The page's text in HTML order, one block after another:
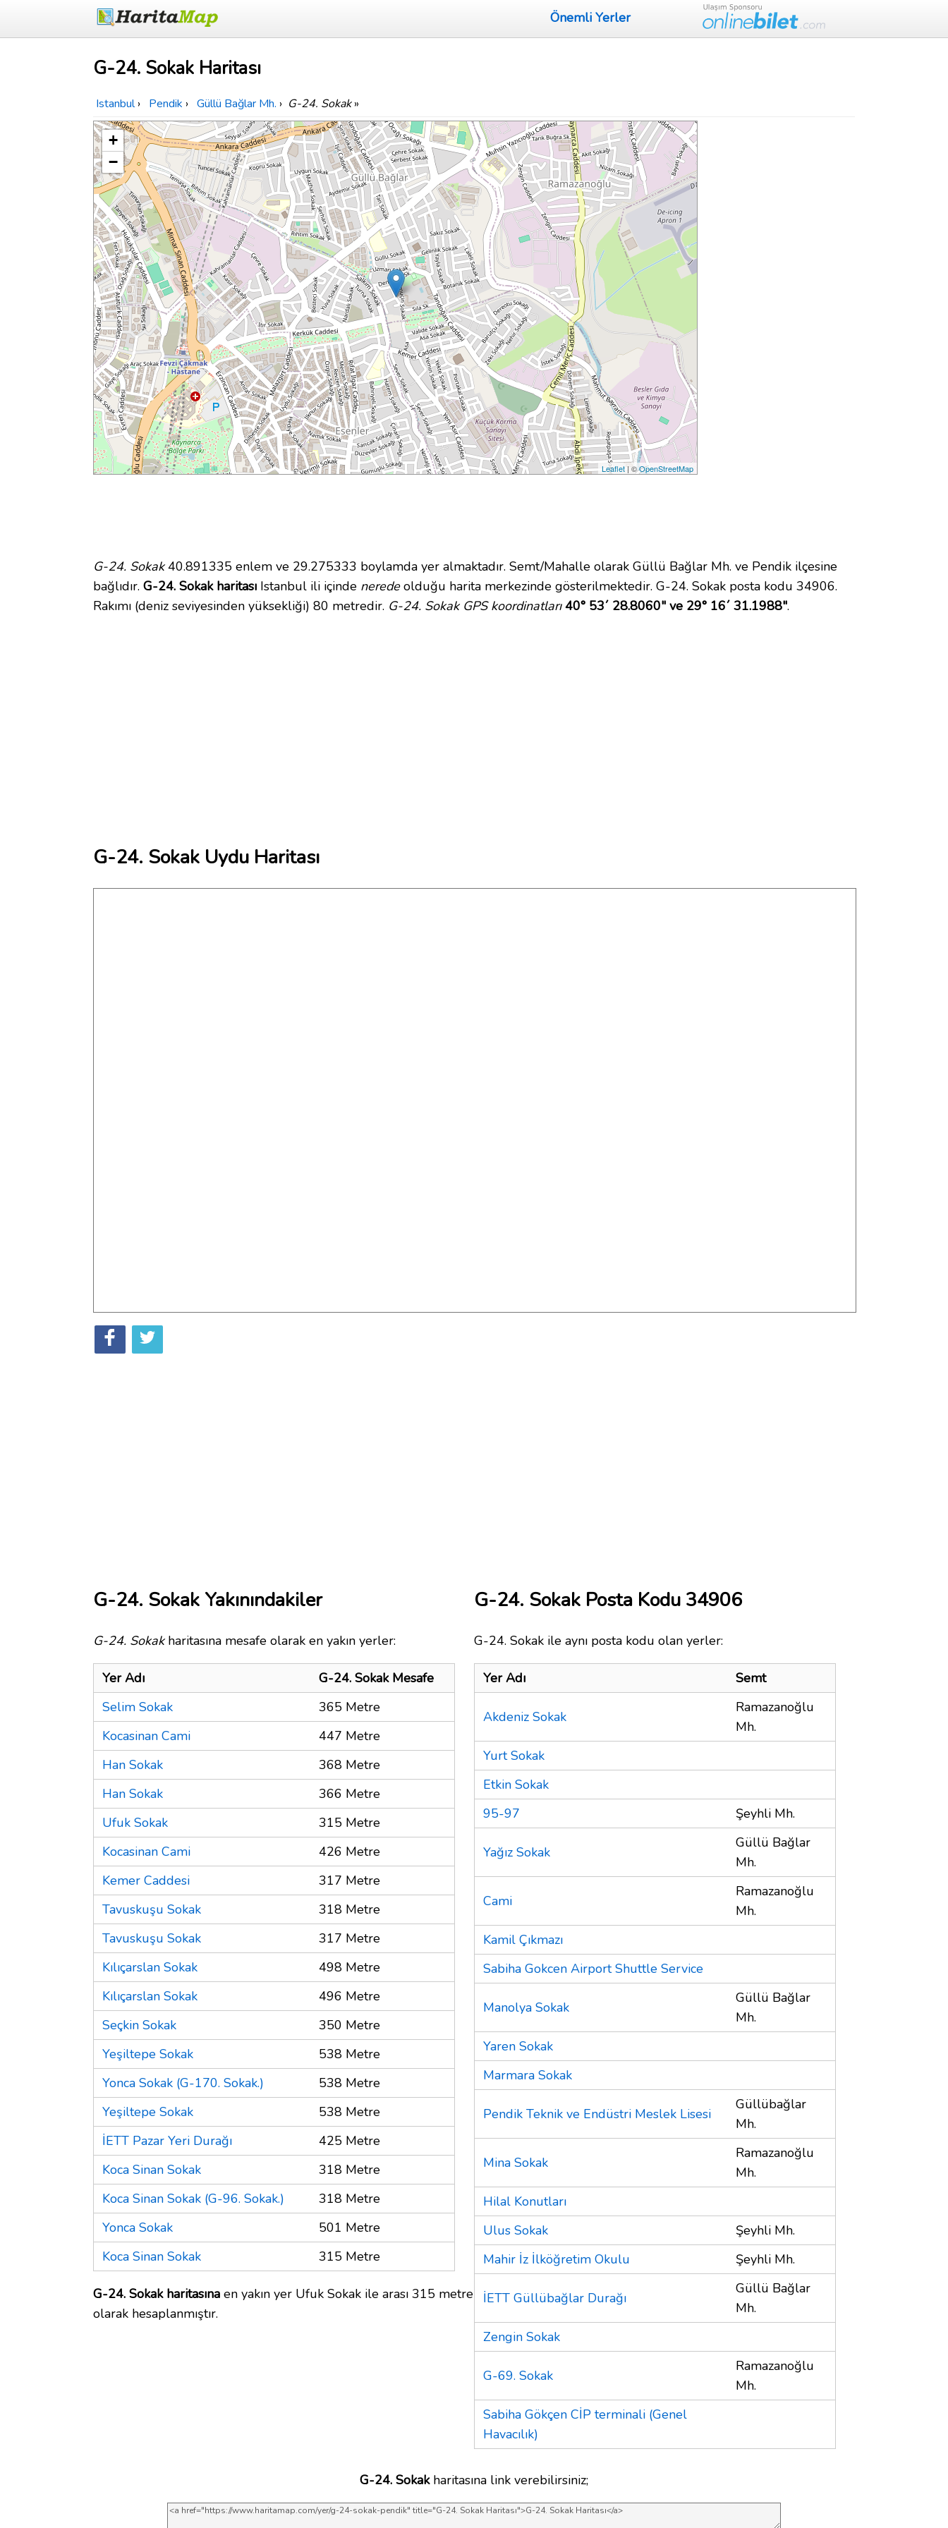
Önemli Yerler
G-24. Sokak Haritası
Istanbul › Pendik › Güllü Bağlar Mh. › G-24. Sokak»
+
−
Leaflet| ©OpenStreetMap
G-24. Sokak40.891335 enlem ve 29.275333 boylamda yer almaktadır. Semt/Mahalle olarak Güllü Bağlar Mh. ve Pendik ilçesine
bağlıdır. G-24. Sokak haritası Istanbul ili içinde neredeolduğu harita merkezinde gösterilmektedir. G-24. Sokak posta kodu 34906.
Rakımı (deniz seviyesinden yüksekliği) 80 metredir. G-24. Sokak GPS koordinatları 40° 53´ 28.8060" ve 29° 16´ 31.1988".
G-24. Sokak Uydu Haritası
G-24. Sokak Yakınındakiler
G-24. Sokakharitasına mesafe olarak en yakın yerler:
Yer Adı
G-24. Sokak Mesafe
Selim Sokak
365 Metre
Kocasinan Cami
447 Metre
Han Sokak
368 Metre
Han Sokak
366 Metre
Ufuk Sokak
315 Metre
Kocasinan Cami
426 Metre
Kemer Caddesi
317 Metre
Tavuskuşu Sokak
318 Metre
Tavuskuşu Sokak
317 Metre
Kılıçarslan Sokak
498 Metre
Kılıçarslan Sokak
496 Metre
Seçkin Sokak
350 Metre
Yeşiltepe Sokak
538 Metre
Yonca Sokak (G-170. Sokak.)
538 Metre
Yeşiltepe Sokak
538 Metre
İETT Pazar Yeri Durağı
425 Metre
Koca Sinan Sokak
318 Metre
Koca Sinan Sokak (G-96. Sokak.)
318 Metre
Yonca Sokak
501 Metre
Koca Sinan Sokak
315 Metre
G-24. Sokak haritasına en yakın yer Ufuk Sokak ile arası 315 metre
olarak hesaplanmıştır.
G-24. Sokak Posta Kodu 34906
G-24. Sokak ile aynı posta kodu olan yerler:
Yer Adı Semt
Akdeniz Sokak
Ramazanoğlu
Mh.
Yurt Sokak
Etkin Sokak
95-97
Şeyhli Mh.
Yağız Sokak
Güllü Bağlar
Mh.
Cami
Ramazanoğlu
Mh.
Kamil Çıkmazı
Sabiha Gokcen Airport Shuttle Service
Manolya Sokak
Güllü Bağlar
Mh.
Yaren Sokak
Marmara Sokak
Pendik Teknik ve Endüstri Meslek Lisesi
Güllübağlar
Mh.
Mina Sokak
Ramazanoğlu
Mh.
Hilal Konutları
Ulus Sokak
Şeyhli Mh.
Mahir İz İlköğretim Okulu
Şeyhli Mh.
İETT Güllübağlar Durağı
Güllü Bağlar
Mh.
Zengin Sokak
G-69. Sokak
Ramazanoğlu
Mh.
Sabiha Gökçen CİP terminali (Genel
Havacılık)
G-24. Sokakharitasına link verebilirsiniz;